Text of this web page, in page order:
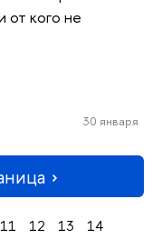
от кого не
30 января
11 12 13
14